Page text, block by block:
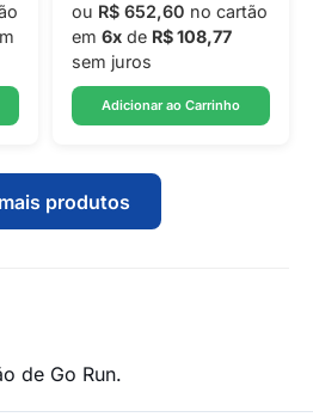
ou R$ 652,60 no cartão
em 6x de R$ 108,77
sem juros
Adicionar ao Carrinho
produtos
de Go Run.